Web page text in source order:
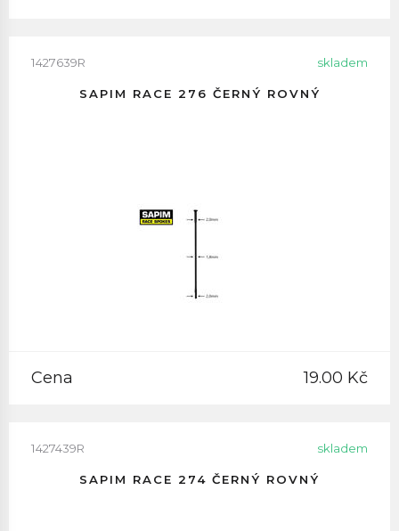
1427639R skladem
SAPIM RACE 276 ČERNÝ ROVNÝ
Cena 19.00 Kč
1427439R skladem
SAPIM RACE 274 ČERNÝ ROVNÝ